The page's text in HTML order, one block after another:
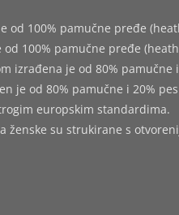
od 100% pamučne pređe
100% pamučne pređe
izrađena je od 80% pamučne
je od 80% pamučne i 20%
europskim standardima.
ženske su strukirane s